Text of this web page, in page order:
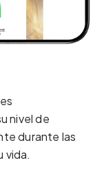
nivel de
durante las
vida.